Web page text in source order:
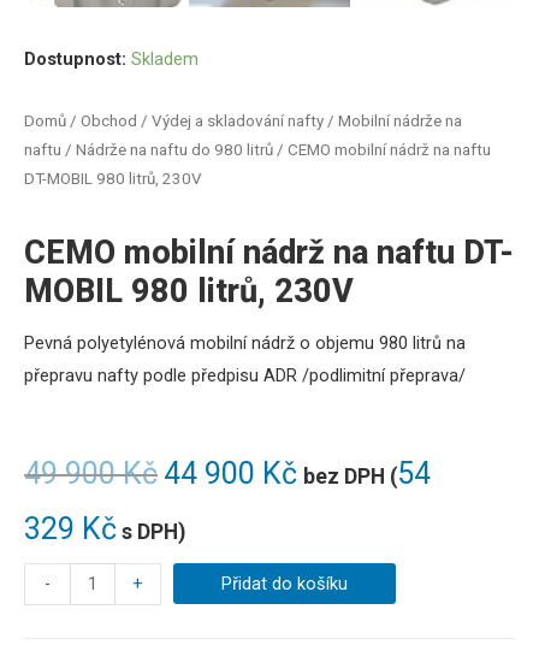
Domů / Obchod / Výdej a skladování nafty / Mobilní nádrže na
naftu / Nádrže na naftu do 980 litrů / CEMO mobilní nádrž na naftu
DT-MOBIL 980 litrů, 230V
CEMO mobilní nádrž na naftu DT-
MOBIL 980 litrů, 230V
49 900Kč 44 900 Kč bez DPH (54
329 Kč s DPH)
Pevná polyetylénová mobilní nádrž o objemu 980 litrů na
přepravu nafty podle předpisu ADR /podlimitní přeprava/
Dostupnost: Skladem
- + Přidat do košíku